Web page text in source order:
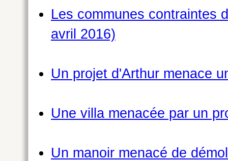
Les communes contraintes
avril 2016)
Un projet d'Arthur menace
Une villa menacée par un
Un manoir menacé de